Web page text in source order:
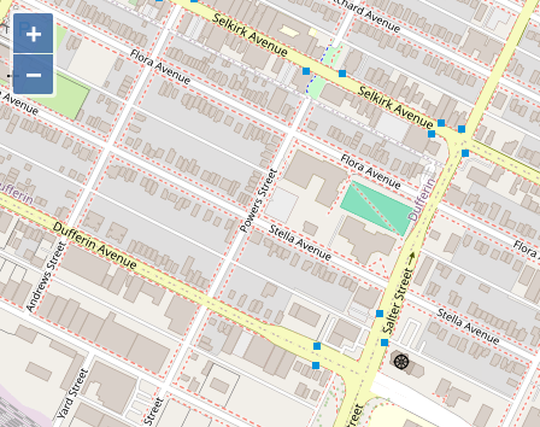
+
−
+
−